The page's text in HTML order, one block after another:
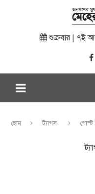
শুক্রবার | ৭ই
হোম ট্যাগস: পোস্ট